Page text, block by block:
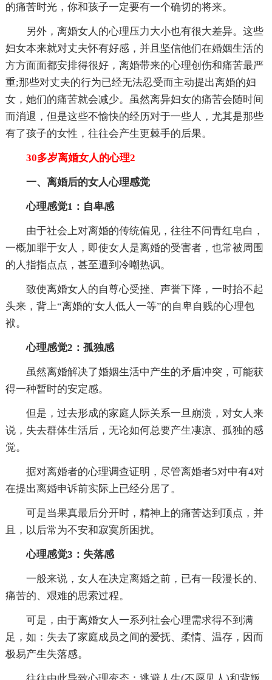
的痛苦时光，你和孩子一定要有一个确切的将来。
另外，离婚女人的心理压力大小也有很大差异。这些
妇女本来就对丈夫怀有好感，并且坚信他们在婚姻生活的
方方面面都安排得很好，离婚带来的心理创伤和痛苦最严
重;那些对丈夫的行为已经无法忍受而主动提出离婚的妇
女，她们的痛苦就会减少。虽然离异妇女的痛苦会随时间
而消退，但是这些不愉快的经历对于一些人，尤其是那些
有了孩子的女性，往往会产生更棘手的后果。
30多岁离婚女人的心理2
一、离婚后的女人心理感觉
心理感觉1：自卑感
由于社会上对离婚的传统偏见，往往不问青红皂白，
一概加罪于女人，即使女人是离婚的受害者，也常被周围
的人指指点点，甚至遭到冷嘲热讽。
致使离婚女人的自尊心受挫、声誉下降，一时抬不起
头来，背上“离婚的'女人低人一等”的自卑自贱的心理包
袱。
心理感觉2：孤独感
虽然离婚解决了婚姻生活中产生的矛盾冲突，可能获
得一种暂时的安定感。
但是，过去形成的家庭人际关系一旦崩溃，对女人来
说，失去群体生活后，无论如何总要产生凄凉、孤独的感
觉。
据对离婚者的心理调查证明，尽管离婚者5对中有4对
在提出离婚申诉前实际上已经分居了。
可是当果真最后分开时，精神上的痛苦达到顶点，并
且，以后常为不安和寂寞所困扰。
心理感觉3：失落感
一般来说，女人在决定离婚之前，已有一段漫长的、
痛苦的、艰难的思索过程。
可是，由于离婚女人一系列社会心理需求得不到满
足，如：失去了家庭成员之间的爱抚、柔情、温存，因而
极易产生失落感。